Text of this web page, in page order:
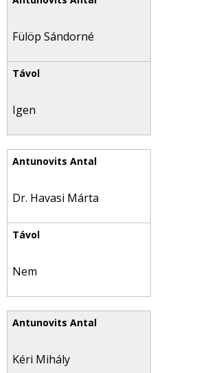
Fülöp Sándorné
Igen
Dr. Havasi Márta
Nem
Kéri Mihály